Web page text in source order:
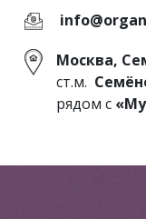
Москва,
ст.м.
рядом с